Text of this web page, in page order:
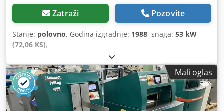
Zatraži Pozovite
Stanje: polovno, Godina izgradnje: 1988, snaga: 53 kW
(72,06 KS),
Mali oglas